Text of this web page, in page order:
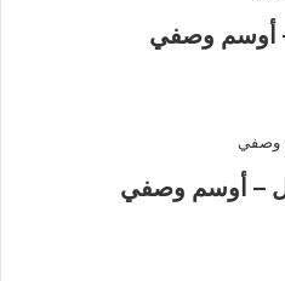
أوسم وصفي
– أوسم وصفي